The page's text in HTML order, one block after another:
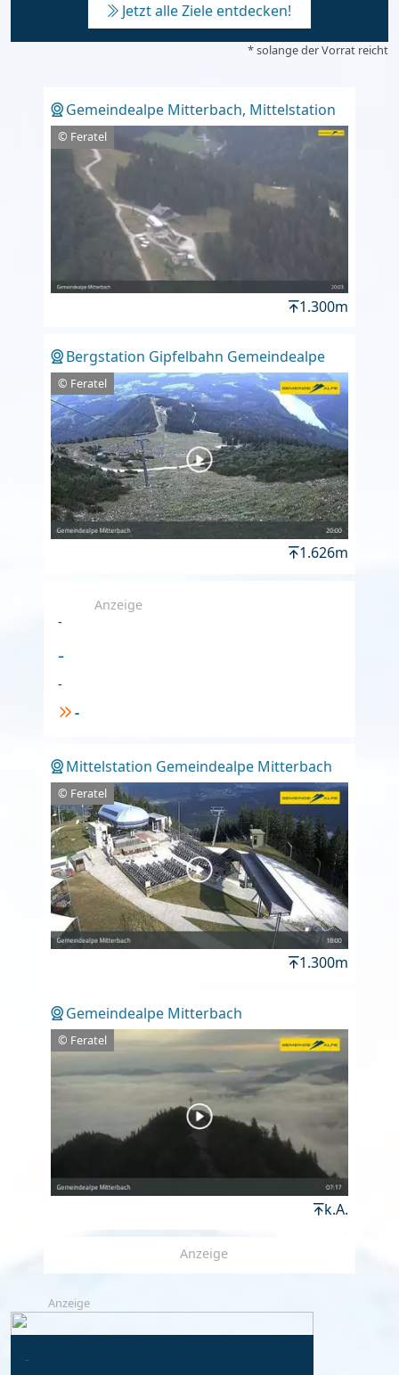
Jetzt alle Ziele entdecken!
* solange der Vorrat reicht
Gemeindealpe Mitterbach, Mittelstation
© Feratel
1.300m
Bergstation Gipfelbahn Gemeindealpe
© Feratel
1.626m
Anzeige
-
-
-
-
Mittelstation Gemeindealpe Mitterbach
© Feratel
1.300m
Gemeindealpe Mitterbach
© Feratel
k.A.
Anzeige
Anzeige
-